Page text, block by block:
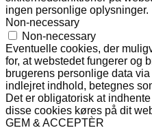
ingen personlige oplysninger.
Non-necessary
Non-necessary
Eventuelle cookies, der
for, at webstedet fungerer og
brugerens personlige data
indlejret indhold, betegnes
Det er obligatorisk at
disse cookies køres på dit
GEM & ACCEPTÈR